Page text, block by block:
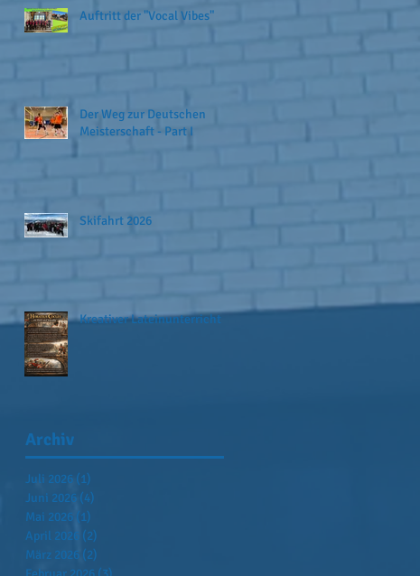
Auftritt der "Vocal Vibes"
Der Weg zur Deutschen
Meisterschaft - Part I
Skifahrt 2026
Kreativer Lateinunterricht
Archiv
Juli 2026 (1)
Juni 2026 (4)
Mai 2026 (1)
April 2026 (2)
März 2026 (2)